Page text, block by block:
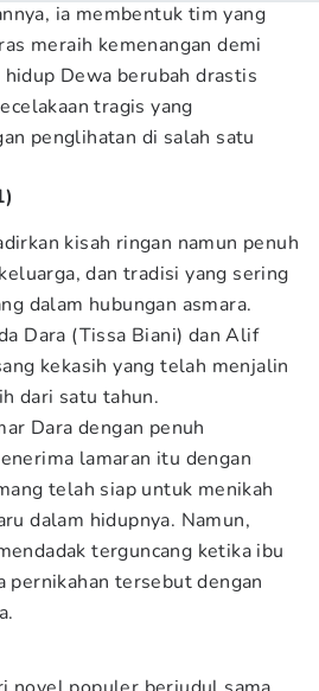
ia membentuk tim yang
meraih kemenangan demi
Dewa berubah drastis
tragis yang
penglihatan di salah satu
kisah ringan namun penuh
dan tradisi yang sering
dalam hubungan asmara.
Dara (Tissa Biani) dan Alif
kekasih yang telah menjalin
dari satu tahun.
Dara dengan penuh
lamaran itu dengan
telah siap untuk menikah
dalam hidupnya. Namun,
terguncang ketika ibu
pernikahan tersebut dengan